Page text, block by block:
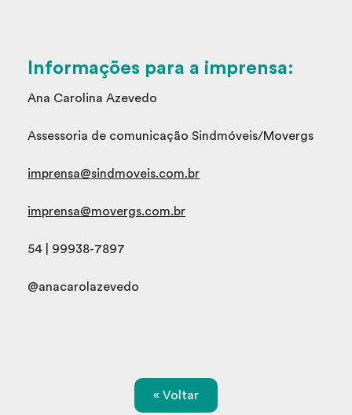
Informações para a imprensa:
Ana Carolina Azevedo
Assessoria de comunicação Sindmóveis/Movergs
imprensa@sindmoveis.com.br
imprensa@movergs.com.br
54 | 99938-7897
@anacarolazevedo
« Voltar